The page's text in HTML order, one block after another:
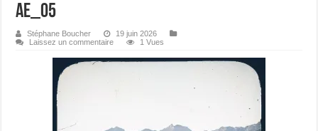
AE_05
Stéphane Boucher
19 juin 2026
Laissez un commentaire
1 Vues